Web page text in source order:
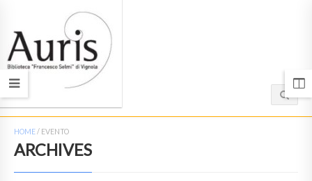
HOME/ EVENTO
ARCHIVES